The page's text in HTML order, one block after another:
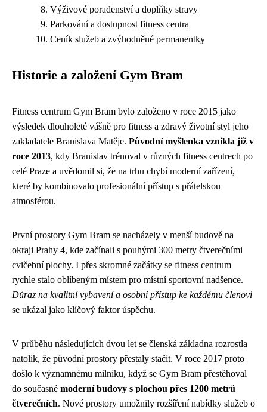
Výživové poradenství a doplňky stravy
Parkování a dostupnost fitness centra
Ceník služeb a zvýhodněné permanentky
Historie a založení Gym Bram
Fitness centrum Gym Bram bylo založeno v roce 2015 jako
výsledek dlouholeté vášně pro fitness a zdravý životní styl jeho
zakladatele Branislava Matěje. Původní myšlenka vznikla již v
roce 2013, kdy Branislav trénoval v různých fitness centrech po
celé Praze a uvědomil si, že na trhu chybí moderní zařízení,
které by kombinovalo profesionální přístup s přátelskou
atmosférou.
První prostory Gym Bram se nacházely v menší budově na
okraji Prahy 4, kde začínali s pouhými 300 metry čtverečními
cvičební plochy. I přes skromné začátky se fitness centrum
rychle stalo oblíbeným místem pro místní sportovní nadšence.
Důraz na kvalitní vybavení a osobní přístup ke každému členovi
se ukázal jako klíčový faktor úspěchu.
V průběhu následujících dvou let se členská základna rozrostla
natolik, že původní prostory přestaly stačit. V roce 2017 proto
došlo k významnému milníku, když se Gym Bram přestěhoval
do současné moderní budovy s plochou přes 1200 metrů
čtverečních. Nové prostory umožnily rozšíření nabídky služeb o